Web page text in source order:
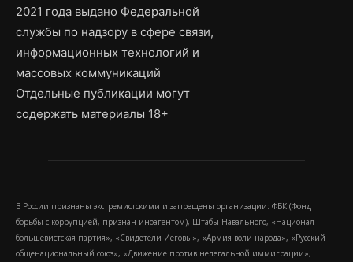
2021 года выдано Федеральной
службы по надзору в сфере связи,
информационных технологий и
массовых коммуникаций
Отдельные публикации могут
содержать материалы 18+
В России признаны экстремистскими и запрещены организации: ФБК (Фонд
борьбы с коррупцией, признан иноагентом), Штабы Навального, «Национал-
большевистская партия», «Свидетели Иеговы», «Армия воли народа», «Русский
общенациональный союз», «Движение против нелегальной иммиграции»,